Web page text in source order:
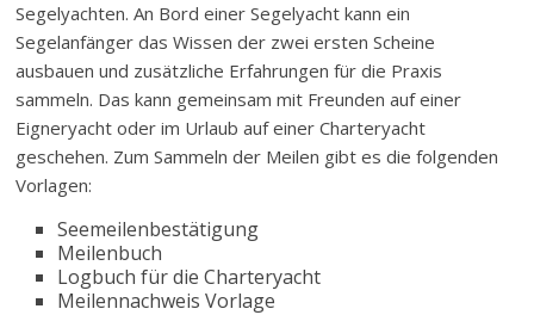
Segelyachten. An Bord einer Segelyacht kann ein
Segelanfänger das Wissen der zwei ersten Scheine
ausbauen und zusätzliche Erfahrungen für die Praxis
sammeln. Das kann gemeinsam mit Freunden auf einer
Eigneryacht oder im Urlaub auf einer Charteryacht
geschehen. Zum Sammeln der Meilen gibt es die folgenden
Vorlagen:
Seemeilenbestätigung
Meilenbuch
Logbuch für die Charteryacht
Meilennachweis Vorlage